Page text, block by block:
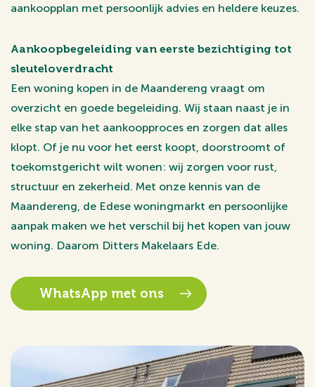
aankoopplan met persoonlijk advies en heldere keuzes.
Aankoopbegeleiding van eerste bezichtiging tot
sleuteloverdracht
Een woning kopen in de Maandereng vraagt om
overzicht en goede begeleiding. Wij staan naast je in
elke stap van het aankoopproces en zorgen dat alles
klopt. Of je nu voor het eerst koopt, doorstroomt of
toekomstgericht wilt wonen: wij zorgen voor rust,
structuur en zekerheid. Met onze kennis van de
Maandereng, de Edese woningmarkt en persoonlijke
aanpak maken we het verschil bij het kopen van jouw
woning. Daarom Ditters Makelaars Ede.
WhatsApp met ons